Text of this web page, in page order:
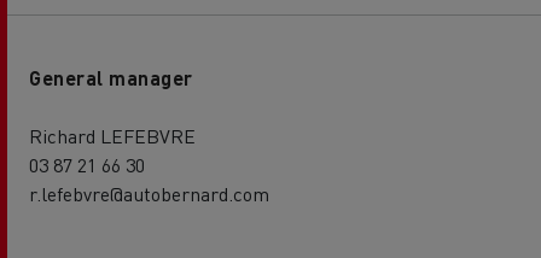
General manager
Richard LEFEBVRE
03 87 21 66 30
r.lefebvre@autobernard.com